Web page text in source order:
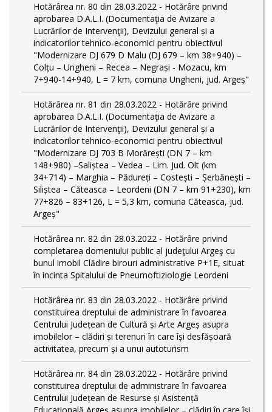
Hotărârea nr. 80 din 28.03.2022 - Hotărâre privind
aprobarea D.A.L.I. (Documentaţia de Avizare a
Lucrărilor de Intervenţii), Devizului general și a
indicatorilor tehnico-economici pentru obiectivul
"Modernizare DJ 679 D Malu (DJ 679 – km 38+940) –
Colțu – Ungheni – Recea – Negrași - Mozacu, km
7+940-14+940, L = 7 km, comuna Ungheni, jud. Argeș"
Hotărârea nr. 81 din 28.03.2022 - Hotărâre privind
aprobarea D.A.L.I. (Documentaţia de Avizare a
Lucrărilor de Intervenţii), Devizului general și a
indicatorilor tehnico-economici pentru obiectivul
"Modernizare DJ 703 B Morărești (DN 7 – km
148+980) –Saliștea – Vedea – Lim. Jud. Olt (km
34+714) – Marghia – Pădureți – Costești – Șerbănești –
Siliștea – Căteasca – Leordeni (DN 7 – km 91+230), km
77+826 – 83+126, L = 5,3 km, comuna Căteasca, jud.
Argeș"
Hotărârea nr. 82 din 28.03.2022 - Hotărâre privind
completarea domeniului public al judeţului Argeş cu
bunul imobil Clădire birouri administrative P+1E, situat
în incinta Spitalului de Pneumoftiziologie Leordeni
Hotărârea nr. 83 din 28.03.2022 - Hotărâre privind
constituirea dreptului de administrare în favoarea
Centrului Județean de Cultură și Arte Argeș asupra
imobilelor – clădiri și terenuri în care își desfășoară
activitatea, precum și a unui autoturism
Hotărârea nr. 84 din 28.03.2022 - Hotărâre privind
constituirea dreptului de administrare în favoarea
Centrului Județean de Resurse și Asistență